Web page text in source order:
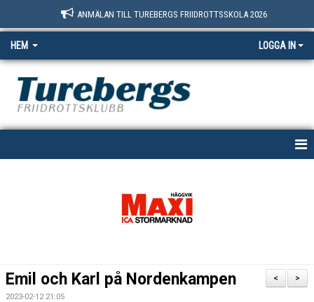
ANMÄLAN TILL TUREBERGS FRIIDROTTSSKOLA 2026
HEM LOGGA IN
MEDLEM
>
<
Emil och Karl på Nordenkampen
2023-02-12 21:05